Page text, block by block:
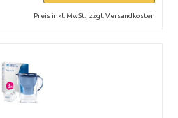
Preis inkl. MwSt., zzgl. Versandkosten